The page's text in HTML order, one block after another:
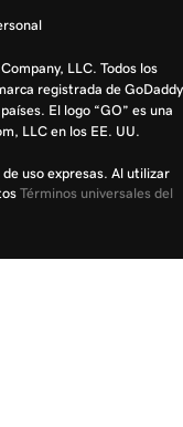
LLC. Todos los
registrada de GoDaddy
El logo “GO” es una
LLC en los EE. UU.
uso expresas. Al utilizar
Términos universales del